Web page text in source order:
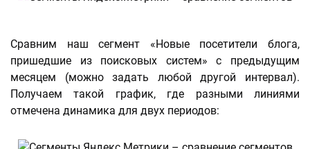
Сравним наш сегмент «Новые посетители блога,
пришедшие из поисковых систем» с предыдущим
месяцем (можно задать любой другой интервал).
Получаем такой график, где разными линиями
отмечена динамика для двух периодов: